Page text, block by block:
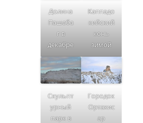
Долина
Пашаба
г в
декабре
Каппадо
кийский
конь
зимой
Скульпт
урный
парк в
Городок
Ортахис
ар